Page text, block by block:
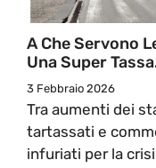
A Che Servono
Una Super
3 Febbraio 2026
Tra aumenti dei
tartassati e
infuriati per la